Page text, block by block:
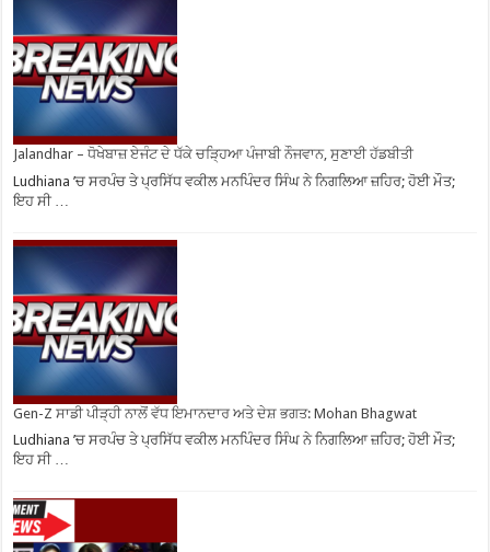
Jalandhar – ਧੋਖੇਬਾਜ਼ ਏਜੰਟ ਦੇ ਧੱਕੇ ਚੜ੍ਹਿਆ ਪੰਜਾਬੀ ਨੌਜਵਾਨ, ਸੁਣਾਈ ਹੱਡਬੀਤੀ
Ludhiana ’ਚ ਸਰਪੰਚ ਤੇ ਪ੍ਰਸਿੱਧ ਵਕੀਲ ਮਨਪਿੰਦਰ ਸਿੰਘ ਨੇ ਨਿਗਲਿਆ ਜ਼ਹਿਰ; ਹੋਈ ਮੌਤ;
ਇਹ ਸੀ …
Gen-Z ਸਾਡੀ ਪੀੜ੍ਹੀ ਨਾਲੋਂ ਵੱਧ ਇਮਾਨਦਾਰ ਅਤੇ ਦੇਸ਼ ਭਗਤ: Mohan Bhagwat
Ludhiana ’ਚ ਸਰਪੰਚ ਤੇ ਪ੍ਰਸਿੱਧ ਵਕੀਲ ਮਨਪਿੰਦਰ ਸਿੰਘ ਨੇ ਨਿਗਲਿਆ ਜ਼ਹਿਰ; ਹੋਈ ਮੌਤ;
ਇਹ ਸੀ …